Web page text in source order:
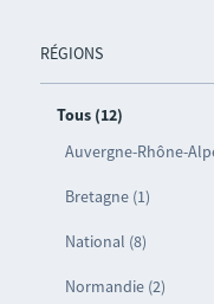
RÉGIONS
Tous (12)
Auvergne-Rhône-
Bretagne (1)
National (8)
Normandie (2)